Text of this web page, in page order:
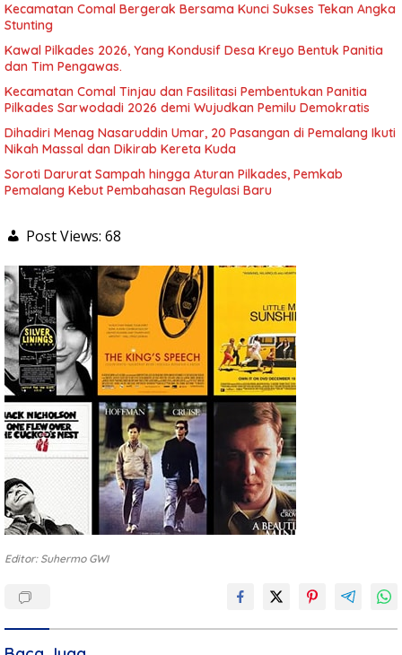
Kecamatan Comal Bergerak Bersama Kunci Sukses Tekan Angka
Stunting
Kawal Pilkades 2026, Yang Kondusif Desa Kreyo Bentuk Panitia
dan Tim Pengawas.
Kecamatan Comal Tinjau dan Fasilitasi Pembentukan Panitia
Pilkades Sarwodadi 2026 demi Wujudkan Pemilu Demokratis
Dihadiri Menag Nasaruddin Umar, 20 Pasangan di Pemalang Ikuti
Nikah Massal dan Dikirab Kereta Kuda
Soroti Darurat Sampah hingga Aturan Pilkades, Pemkab
Pemalang Kebut Pembahasan Regulasi Baru
Post Views: 68
Editor: Suhermo GWI